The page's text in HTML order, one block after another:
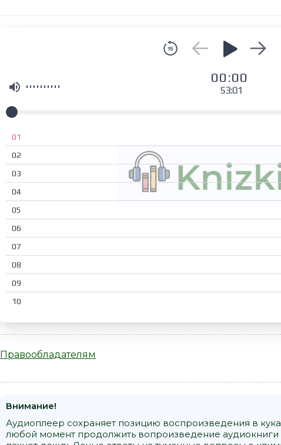
00:00
53:01
01
02
03
04
05
06
07
08
09
10
Правообладателям
Внимание!
Аудиоплеер сохраняет позицию воспроизведения в
любой момент продолжить вопроизведение